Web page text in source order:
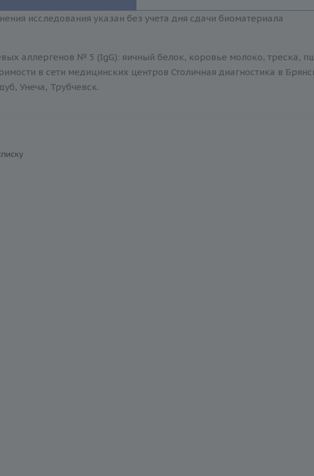
исследования указан без учета дня сдачи биоматериала
аллергенов № 5 (IgG): яичный белок, коровье молоко, треска,
в сети медицинских центров Столичная диагностика в
Унеча, Трубчевск.